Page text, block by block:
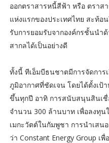
ออกตราสารหนี้สีฟ้า หรือ ตราส
แห่งแรกของประเทศไทย สะท้
รับการยอมรับจากองค์กรชั้นนำ
สากลได้เป็นอย่างดี
ทั้งนี้ ทีเอ็มบีธนชาตมีการจัดการ
ภูมิอากาศที่ชัดเจน โดยได้ตั้งเป้
ขึ้นทุกปี อาทิ การสนับสนุนสินเชื่
จำนวน 300 ล้านบาท เพื่อลงทุ
เมกะวัตต์ในกัมพูชา การนำเสน
ว่า Constant Energy Group เ